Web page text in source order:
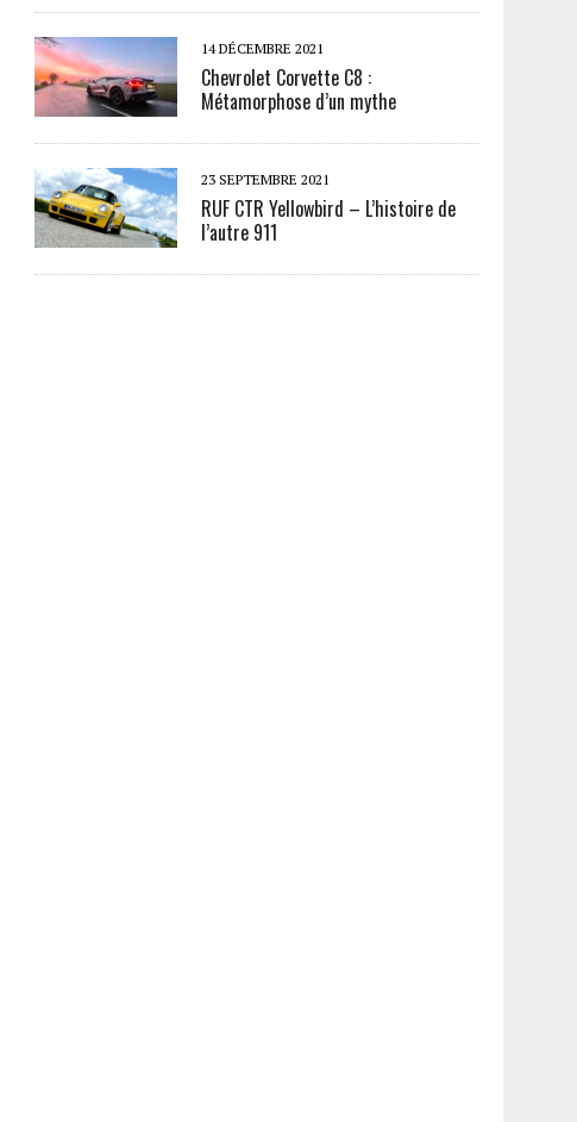
14 DÉCEMBRE 2021
Chevrolet Corvette C8 :
Métamorphose d’un mythe
23 SEPTEMBRE 2021
RUF CTR Yellowbird – L’histoire de
l’autre 911